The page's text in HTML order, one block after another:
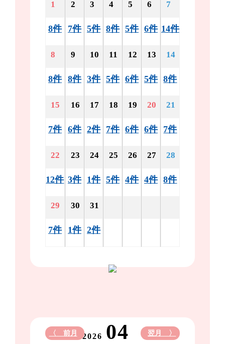
1
8件
2
7件
3
5件
4
8件
5
5件
6
6件
7
14件
8
8件
9
8件
10
3件
11
5件
12
6件
13
5件
14
8件
15
7件
16
6件
17
2件
18
7件
19
6件
20
6件
21
7件
22
12件
23
3件
24
1件
25
5件
26
4件
27
4件
28
8件
29
7件
30
1件
31
2件
2026 04
〈 前月 翌月 〉